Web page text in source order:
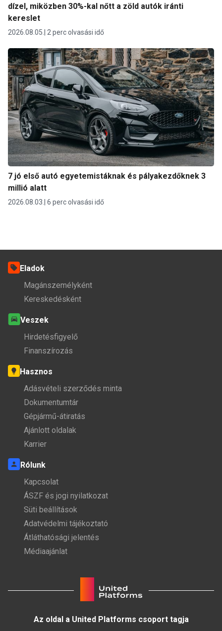
dízel, miközben 30%-kal nőtt a zöld autók iránti
kereslet
2026.08.05. 2 perc olvasási idő
7 jó első autó egyetemistáknak és pályakezdőknek 3
millió alatt
2026.08.03. 6 perc olvasási idő
Eladok
Magánszemélyként
Kereskedésként
Veszek
Hirdetésfigyelő
Finanszírozás
Hasznos
Adásvételi szerződés minta
Dokumentumtár
Gépjármű-átiratás
Ajánlott oldalak
Karrier
Rólunk
Kapcsolat
ÁSZF és jogi nyilatkozat
Süti beállítások
Adatvédelmi tájékoztató
Átláthatósági jelentés
Médiaajánlat
Az oldal a United Platforms csoport tagja